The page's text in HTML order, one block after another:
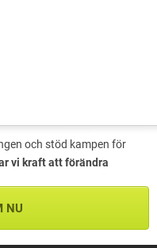
och stöd kampen för
vi kraft att förändra
NU